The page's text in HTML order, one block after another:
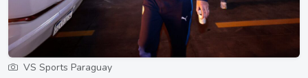
VS Sports Paraguay